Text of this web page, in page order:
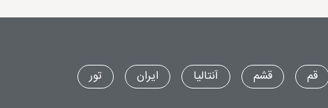
قم قشم آنتالیا ایران تور